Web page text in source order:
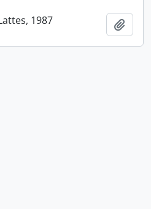
1987